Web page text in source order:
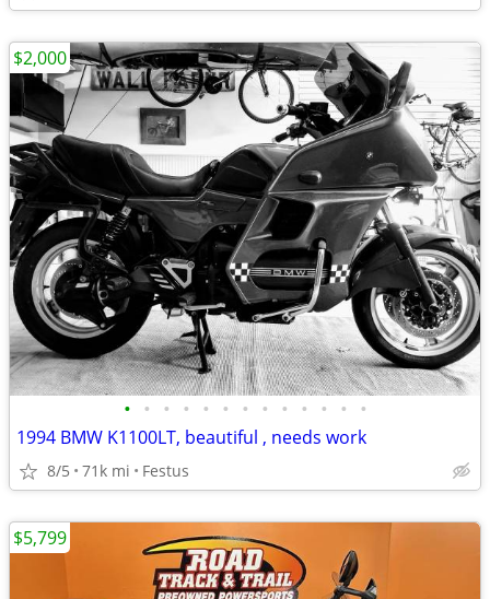
• • • • • • • • • • • • •
1994 BMW K1100LT, beautiful , needs work
8/5 71k mi Festus
$2,000
$5,799